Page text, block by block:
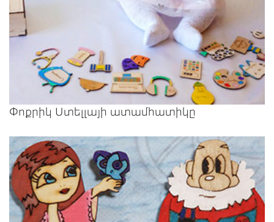
Փոքրիկ Ստելլայի ատամհատիկը